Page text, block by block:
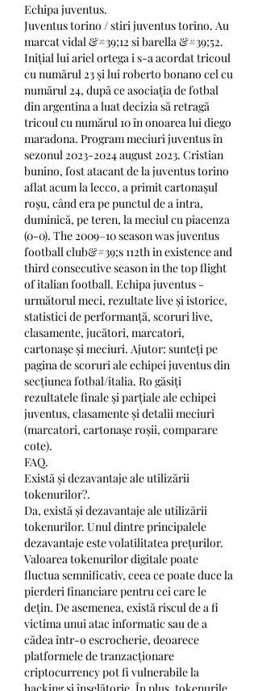
Echipa juventus.
Juventus torino / stiri juventus torino. Au
marcat vidal &#39;12 si barella &#39;52.
Inițial lui ariel ortega i s-a acordat tricoul
cu numărul 23 și lui roberto bonano cel cu
numărul 24, după ce asociația de fotbal
din argentina a luat decizia să retragă
tricoul cu numărul 10 în onoarea lui diego
maradona. Program meciuri juventus în
sezonul 2023-2024 august 2023. Cristian
bunino, fost atacant de la juventus torino
aflat acum la lecco, a primit cartonaşul
roşu, când era pe punctul de a intra,
duminică, pe teren, la meciul cu piacenza
(0-0). The 2009–10 season was juventus
football club&#39;s 112th in existence and
third consecutive season in the top flight
of italian football. Echipa juventus -
următorul meci, rezultate live și istorice,
statistici de performanță, scoruri live,
clasamente, jucători, marcatori,
cartonașe și meciuri. Ajutor: sunteți pe
pagina de scoruri ale echipei juventus din
secțiunea fotbal/italia. Ro găsiți
rezultatele finale și parțiale ale echipei
juventus, clasamente și detalii meciuri
(marcatori, cartonașe roșii, comparare
cote).
FAQ.
Există și dezavantaje ale utilizării
tokenurilor?.
Da, există și dezavantaje ale utilizării
tokenurilor. Unul dintre principalele
dezavantaje este volatilitatea prețurilor.
Valoarea tokenurilor digitale poate
fluctua semnificativ, ceea ce poate duce la
pierderi financiare pentru cei care le
dețin. De asemenea, există riscul de a fi
victima unui atac informatic sau de a
cădea într-o escrocherie, deoarece
platformele de tranzacționare
criptocurrency pot fi vulnerabile la
hacking și înșelătorie. În plus, tokenurile